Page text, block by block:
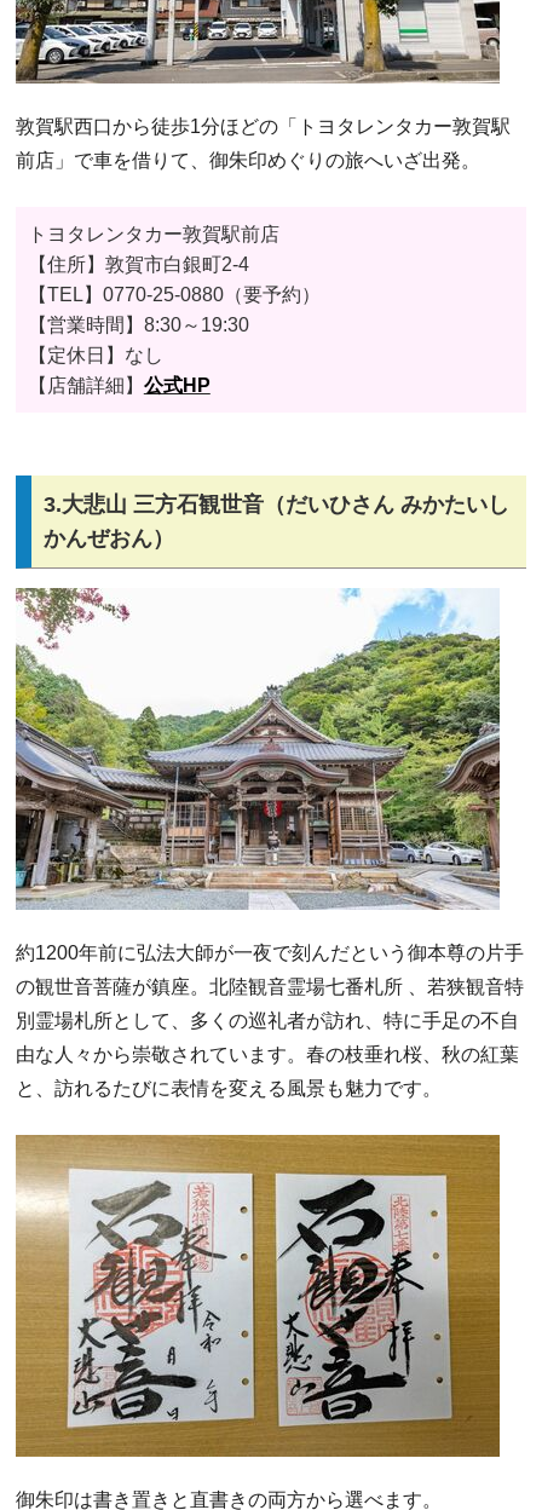
敦賀駅西口から徒歩1分ほどの「トヨタレンタカー敦賀駅
前店」で車を借りて、御朱印めぐりの旅へいざ出発。
トヨタレンタカー敦賀駅前店
【住所】敦賀市白銀町2-4
【TEL】 0770-25-0880（要予約）
【営業時間】 8:30～19:30
【 定休日 】なし
【店舗詳細】 公式HP
3.大悲山 三方石観世音（だいひさん みかたいし
かんぜおん）
約1200年前に弘法大師が一夜で刻んだという御本尊の片手
の観世音菩薩が鎮座。北陸観音霊場七番札所 、若狭観音特
別霊場札所として、多くの巡礼者が訪れ、特に手足の不自
由な人々から崇敬されています。春の枝垂れ桜、秋の紅葉
と、訪れるたびに表情を変える風景も魅力です。
御朱印は書き置きと直書きの両方から選べます。